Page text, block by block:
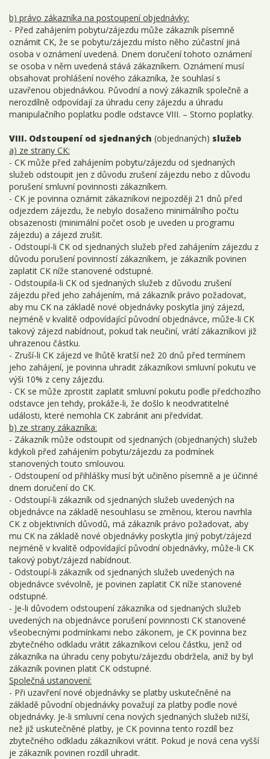
b) právo zákazníka na postoupení objednávky:
- Před zahájením pobytu/zájezdu může zákazník písemně
oznámit CK, že se pobytu/zájezdu místo něho zúčastní jiná
osoba v oznámení uvedená. Dnem doručení tohoto oznámení
se osoba v něm uvedená stává zákazníkem. Oznámení musí
obsahovat prohlášení nového zákazníka, že souhlasí s
uzavřenou objednávkou. Původní a nový zákazník společně a
nerozdílně odpovídají za úhradu ceny zájezdu a úhradu
manipulačního poplatku podle odstavce VIII. – Storno poplatky.
VIII. Odstoupení od sjednaných (objednaných) služeb
a) ze strany CK:
- CK může před zahájením pobytu/zájezdu od sjednaných
služeb odstoupit jen z důvodu zrušení zájezdu nebo z důvodu
porušení smluvní povinnosti zákazníkem.
- CK je povinna oznámit zákazníkovi nejpozději 21 dnů před
odjezdem zájezdu, že nebylo dosaženo minimálního počtu
obsazenosti (minimální počet osob je uveden u programu
zájezdu) a zájezd zrušit.
- Odstoupí-li CK od sjednaných služeb před zahájením zájezdu z
důvodu porušení povinností zákazníkem, je zákazník povinen
zaplatit CK níže stanovené odstupné.
- Odstoupila-li CK od sjednaných služeb z důvodu zrušení
zájezdu před jeho zahájením, má zákazník právo požadovat,
aby mu CK na základě nové objednávky poskytla jiný zájezd,
nejméně v kvalitě odpovídající původní objednávce, může-li CK
takový zájezd nabídnout, pokud tak neučiní, vrátí zákazníkovi již
uhrazenou částku.
- Zruší-li CK zájezd ve lhůtě kratší než 20 dnů před termínem
jeho zahájení, je povinna uhradit zákazníkovi smluvní pokutu ve
výši 10% z ceny zájezdu.
- CK se může zprostit zaplatit smluvní pokutu podle předchozího
odstavce jen tehdy, prokáže-li, že došlo k neodvratitelné
události, které nemohla CK zabránit ani předvídat.
b) ze strany zákazníka:
- Zákazník může odstoupit od sjednaných (objednaných) služeb
kdykoli před zahájením pobytu/zájezdu za podmínek
stanovených touto smlouvou.
- Odstoupení od přihlášky musí být učiněno písemně a je účinné
dnem doručení do CK.
- Odstoupí-li zákazník od sjednaných služeb uvedených na
objednávce na základě nesouhlasu se změnou, kterou navrhla
CK z objektivních důvodů, má zákazník právo požadovat, aby
mu CK na základě nové objednávky poskytla jiný pobyt/zájezd
nejméně v kvalitě odpovídající původní objednávky, může-li CK
takový pobyt/zájezd nabídnout.
- Odstoupí-li zákazník od sjednaných služeb uvedených na
objednávce svévolně, je povinen zaplatit CK níže stanovené
odstupné.
- Je-li důvodem odstoupení zákazníka od sjednaných služeb
uvedených na objednávce porušení povinnosti CK stanovené
všeobecnými podmínkami nebo zákonem, je CK povinna bez
zbytečného odkladu vrátit zákazníkovi celou částku, jenž od
zákazníka na úhradu ceny pobytu/zájezdu obdržela, aniž by byl
zákazník povinen platit CK odstupné.
Společná ustanovení:
- Při uzavření nové objednávky se platby uskutečněné na
základě původní objednávky považují za platby podle nové
objednávky. Je-li smluvní cena nových sjednaných služeb nižší,
než již uskutečněné platby, je CK povinna tento rozdíl bez
zbytečného odkladu zákazníkovi vrátit. Pokud je nová cena vyšší
je zákazník povinen rozdíl uhradit.